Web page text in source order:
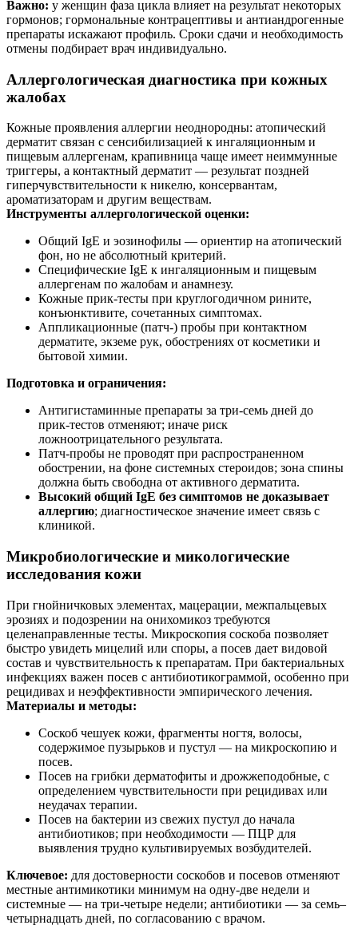
Важно: у женщин фаза цикла влияет на результат некоторых
гормонов; гормональные контрацептивы и антиандрогенные
препараты искажают профиль. Сроки сдачи и необходимость
отмены подбирает врач индивидуально.
Аллергологическая диагностика при кожных
жалобах
Кожные проявления аллергии неоднородны: атопический
дерматит связан с сенсибилизацией к ингаляционным и
пищевым аллергенам, крапивница чаще имеет неиммунные
триггеры, а контактный дерматит — результат поздней
гиперчувствительности к никелю, консервантам,
ароматизаторам и другим веществам.
Инструменты аллергологической оценки:
Общий IgE и эозинофилы — ориентир на атопический
фон, но не абсолютный критерий.
Специфические IgE к ингаляционным и пищевым
аллергенам по жалобам и анамнезу.
Кожные прик‑тесты при круглогодичном рините,
конъюнктивите, сочетанных симптомах.
Аппликационные (патч‑) пробы при контактном
дерматите, экземе рук, обострениях от косметики и
бытовой химии.
Подготовка и ограничения:
Антигистаминные препараты за три-семь дней до
прик‑тестов отменяют; иначе риск
ложноотрицательного результата.
Патч‑пробы не проводят при распространенном
обострении, на фоне системных стероидов; зона спины
должна быть свободна от активного дерматита.
Высокий общий IgE без симптомов не доказывает
аллергию; диагностическое значение имеет связь с
клиникой.
Микробиологические и микологические
исследования кожи
При гнойничковых элементах, мацерации, межпальцевых
эрозиях и подозрении на онихомикоз требуются
целенаправленные тесты. Микроскопия соскоба позволяет
быстро увидеть мицелий или споры, а посев дает видовой
состав и чувствительность к препаратам. При бактериальных
инфекциях важен посев с антибиотикограммой, особенно при
рецидивах и неэффективности эмпирического лечения.
Материалы и методы:
Соскоб чешуек кожи, фрагменты ногтя, волосы,
содержимое пузырьков и пустул — на микроскопию и
посев.
Посев на грибки дерматофиты и дрожжеподобные, с
определением чувствительности при рецидивах или
неудачах терапии.
Посев на бактерии из свежих пустул до начала
антибиотиков; при необходимости — ПЦР для
выявления трудно культивируемых возбудителей.
Ключевое: для достоверности соскобов и посевов отменяют
местные антимикотики минимум на одну-две недели и
системные — на три-четыре недели; антибиотики — за семь–
четырнадцать дней, по согласованию с врачом.